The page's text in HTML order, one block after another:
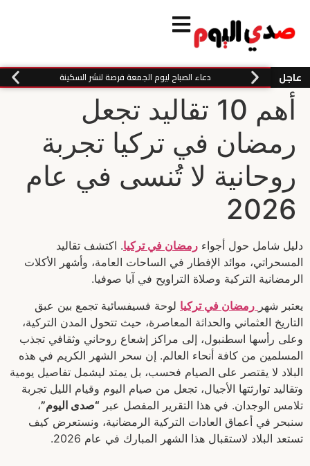
عاجل دعاء الصباح ليوم الجمعة فرصة لنشر السكينة
أهم 10 تقاليد تجعل
رمضان في تركيا تجربة
روحانية لا تُنسى في عام
2026
دليل شامل حول أجواء رمضان في تركيا. اكتشف تقاليد
المسحراتي، موائد الإفطار في الساحات العامة، وأشهر الأكلات
الرمضانية التركية وصلاة التراويح في آيا صوفيا.
يعتبر شهر رمضان في تركيا لوحة فسيفسائية تجمع بين عبق
التاريخ العثماني والحداثة المعاصرة، حيث تتحول المدن التركية،
وعلى رأسها اسطنبول، إلى مراكز إشعاع روحاني وثقافي تجذب
المسلمين من كافة أنحاء العالم. إن سحر الشهر الكريم في هذه
البلاد لا يقتصر على الصيام فحسب، بل يمتد ليشمل تفاصيل يومية
وتقاليد توارثتها الأجيال، تجعل من صيام اليوم وقيام الليل تجربة
تلامس الوجدان. في هذا التقرير المفصل عبر “صدى اليوم”،
سنبحر في أعماق العادات التركية الرمضانية، ونستعرض كيف
تستعد البلاد لاستقبال هذا الشهر المبارك في عام 2026.